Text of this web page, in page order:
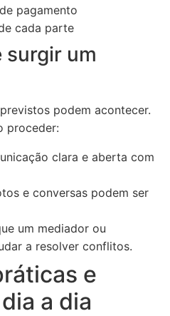
pagamento
cada parte
surgir um
podem acontecer.
proceder:
clara e aberta com
e conversas podem ser
um mediador ou
a resolver conflitos.
e
a dia